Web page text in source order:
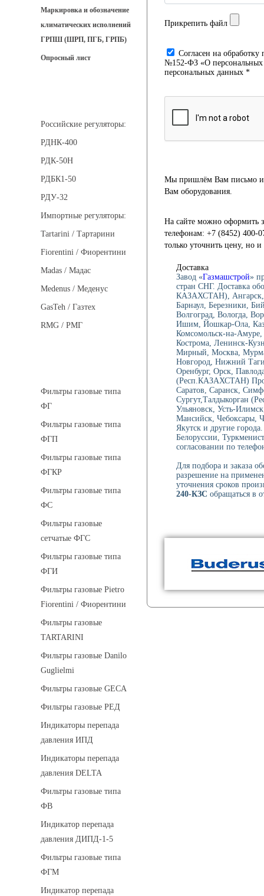
Маркировка и обозначение
климатических исполнений
ГРПШ (ШРП, ПГБ, ГРПБ)
Опросный лист
Российские регуляторы:
РДНК-400
РДК-50Н
РДБК1-50
РДУ-32
Импортные регуляторы:
Tartarini / Тартарини
Fiorentini / Фиорентини
Madas / Мадас
Medenus / Меденус
GasTeh / Газтех
RMG / РМГ
Фильтры газовые типа
ФГ
Фильтры газовые типа
ФГП
Фильтры газовые типа
ФГКР
Фильтры газовые типа
ФС
Фильтры газовые
сетчатые ФГС
Фильтры газовые типа
ФГИ
Фильтры газовые Pietro
Fiorentini / Фиорентини
Фильтры газовые
TARTARINI
Фильтры газовые Danilo
Guglielmi
Фильтры газовые GECA
Фильтры газовые РЕД
Индикаторы перепада
давления ИПД
Индикаторы перепада
давления DELTA
Фильтры газовые типа
ФВ
Индикатор перепада
давления ДИПД-1-5
Фильтры газовые типа
ФГМ
Индикатор перепада
Прикрепить файл
Cогласен на
№152-ФЗ «О персональных
персональных данных *
Мы пришлём Вам письмо и
Вам оборудования.
На сайте можно оформить
телефонам: +7 (8452) 400-
только уточнить цену, но
Доставка
Завод «Газмашстрой»
стран СНГ. Доставка
КАЗАХСТАН), Ангарск,
Барнаул, Березники,
Волгоград, Вологда,
Ишим, Йошкар-Ола,
Комсомольск-на-
Кострома, Ленинск-
Мирный, Москва,
Новгород, Нижний
Оренбург, Орск,
(Респ.КАЗАХСТАН)
Саратов, Саранск,
Сургут,Талдыкорган
Ульяновск, Усть-
Мансийск, Чебоксары,
Якутск и другие
Белоруссии,
согласовании по
Для подбора и заказа
разрешение на
уточнения сроков
240-КЗС обращаться в